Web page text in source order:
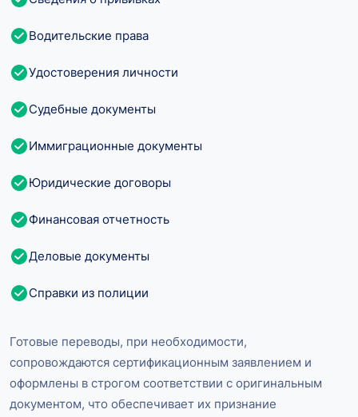
Водительские права
Удостоверения личности
Судебные документы
Иммиграционные документы
Юридические договоры
Финансовая отчетность
Деловые документы
Справки из полиции
Готовые переводы, при необходимости,
сопровождаются сертификационным заявлением и
оформлены в строгом соответствии с оригинальным
документом, что обеспечивает их признание